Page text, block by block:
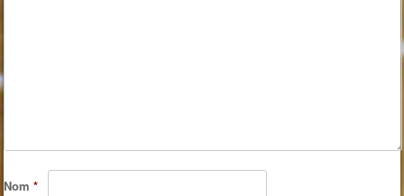
Nom*